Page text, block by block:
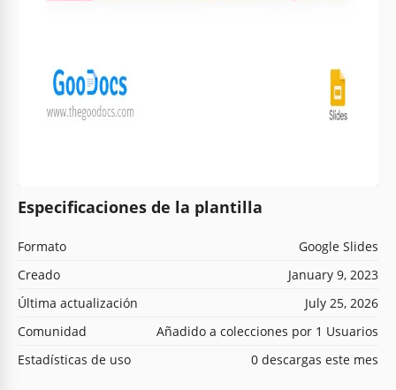
Especificaciones de la plantilla
Formato
Google Slides
Creado
January 9, 2023
Última actualización
July 25, 2026
Comunidad
Añadido a colecciones por 1 Usuarios
Estadísticas de uso
0 descargas este mes